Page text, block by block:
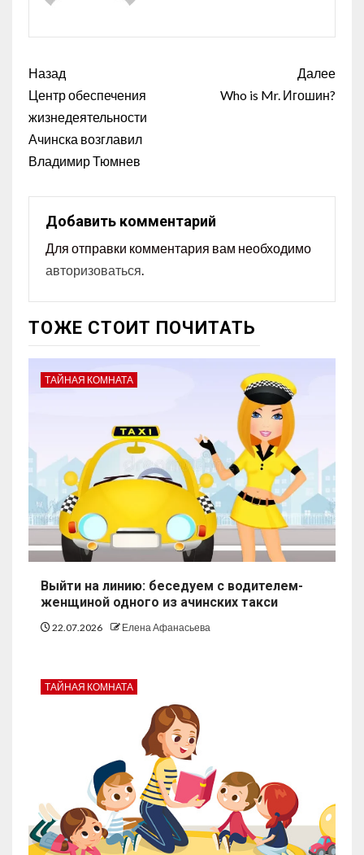
Назад
Центр обеспечения
жизнедеятельности
Ачинска возглавил
Владимир Тюмнев
Далее
Who is Mr. Игошин?
Добавить комментарий
Для отправки комментария вам необходимо
авторизоваться
ТОЖЕ СТОИТ ПОЧИТАТЬ
ТАЙНАЯ КОМНАТА
Выйти на линию: беседуем с водителем-
женщиной одного из ачинских такси
22.07.2026 Елена Афанасьева
ТАЙНАЯ КОМНАТА